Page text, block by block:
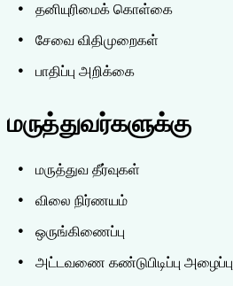
தனியுரிமைக் கொள்கை
சேவை விதிமுறைகள்
பாதிப்பு அறிக்கை
மருத்துவர்களுக்கு
மருத்துவ தீர்வுகள்
விலை நிர்ணயம்
ஒருங்கிணைப்பு
அட்டவணை கண்டுபிடிப்பு அழைப்பு